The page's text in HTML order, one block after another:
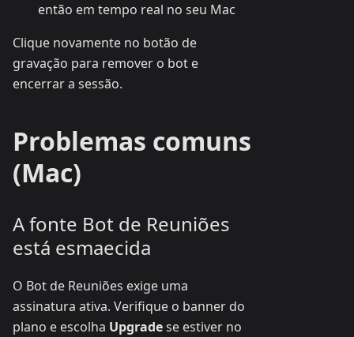
então em tempo real no seu Mac
Clique novamente no botão de
gravação para remover o bot e
encerrar a sessão.
Problemas comuns
(Mac)
A fonte Bot de Reuniões
está esmaecida
O Bot de Reuniões exige uma
assinatura ativa. Verifique o banner do
plano e escolha Upgradese estiver no